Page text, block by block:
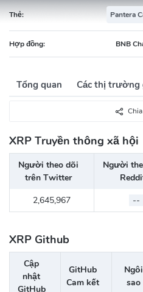
Thẻ:
Hợp đồng: BNB
Tổng quan Các thị trường
XRP Truyền thông xã hội
Người theo dõi
trên Twitter
Người
2,645,967 --
XRP Github
Cập
nhật
GitHub
GitHub
Cam kết
Ngôi
sao